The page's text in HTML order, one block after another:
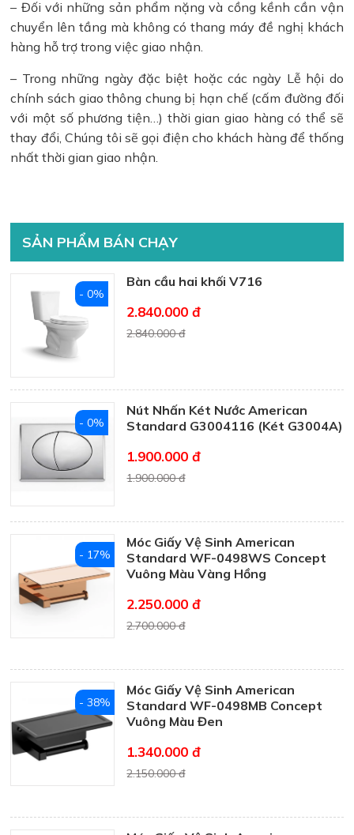
– Đối với những sản phẩm nặng và cồng kềnh cần vận
chuyển lên tầng mà không có thang máy đề nghị khách
hàng hỗ trợ trong việc giao nhận.
– Trong những ngày đặc biệt hoặc các ngày Lễ hội do
chính sách giao thông chung bị hạn chế (cấm đường đối
với một số phương tiện…) thời gian giao hàng có thể sẽ
thay đổi, Chúng tôi sẽ gọi điện cho khách hàng để thống
nhất thời gian giao nhận.
SẢN PHẨM BÁN CHẠY
Bàn cầu hai khối V716
2.840.000 đ
2.840.000 đ
- 0%
Nút Nhấn Két Nước American
Standard G3004116 (Két G3004A)
1.900.000 đ
1.900.000 đ
- 0%
Móc Giấy Vệ Sinh American
Standard WF-0498WS Concept
Vuông Màu Vàng Hồng
2.250.000 đ
2.700.000 đ
- 17%
Móc Giấy Vệ Sinh American
Standard WF-0498MB Concept
Vuông Màu Đen
1.340.000 đ
2.150.000 đ
- 38%